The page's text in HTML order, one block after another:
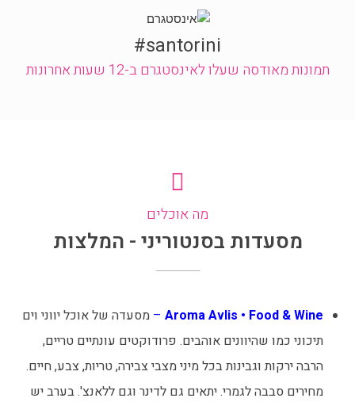
santorini#
תמונות מאודסה שעלו לאינסטגרם ב-12 שעות אחרונות
מה אוכלים
מסעדות בסנטוריני - המלצות
Aroma Avlis • Food & Wine
– מסעדה של אוכל יווני וים
תיכוני כמו שהיוונים אוהבים. פרודוקטים עונתיים טריים,
הרבה ירקות וגבינות בכל מיני מצבי צבירה, טריות, צבע, חיים.
מחירים סבבה לגמרי. יתאים גם לדינר וגם ללאנצ'. בערב יש